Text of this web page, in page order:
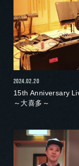
2024.02.20
15th Anniversary
～大喜多～